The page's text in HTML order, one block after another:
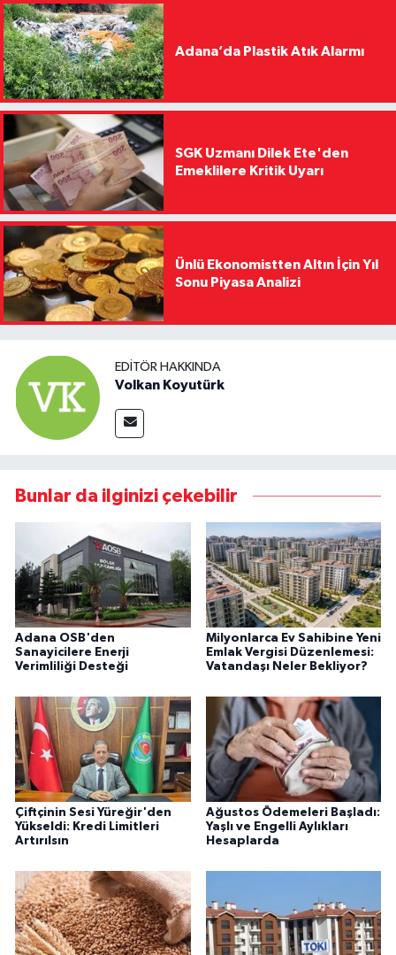
Adana’da Plastik Atık Alarmı
SGK Uzmanı Dilek Ete'den
Emeklilere Kritik Uyarı
Ünlü Ekonomistten Altın İçin Yıl
Sonu Piyasa Analizi
EDITÖR HAKKINDA
Volkan Koyutürk
Bunlar da ilginizi çekebilir
Adana OSB'den
Sanayicilere Enerji
Verimliliği Desteği
Milyonlarca Ev Sahibine Yeni
Emlak Vergisi Düzenlemesi:
Vatandaşı Neler Bekliyor?
Çiftçinin Sesi Yüreğir'den
Yükseldi: Kredi Limitleri
Artırılsın
Ağustos Ödemeleri Başladı:
Yaşlı ve Engelli Aylıkları
Hesaplarda